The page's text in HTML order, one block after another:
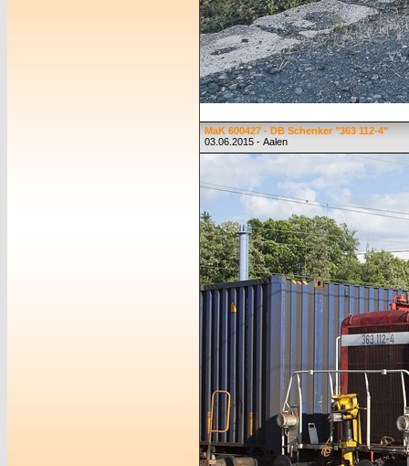
MaK 600427 - DB Schenker "363 112-4"
03.06.2015 - Aalen